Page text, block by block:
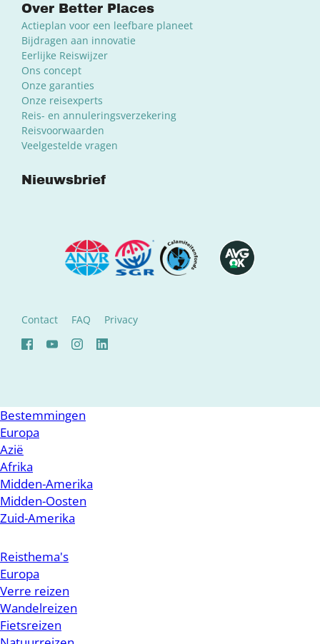
Over Better Places
Actieplan voor een leefbare planeet
Bijdragen aan innovatie
Eerlijke Reiswijzer
Ons concept
Onze garanties
Onze reisexperts
Reis- en annuleringsverzekering
Reisvoorwaarden
Veelgestelde vragen
Nieuwsbrief
Contact FAQ Privacy
Bestemmingen
Europa
Azië
Afrika
Midden-Amerika
Midden-Oosten
Zuid-Amerika
Reisthema's
Europa
Verre reizen
Wandelreizen
Fietsreizen